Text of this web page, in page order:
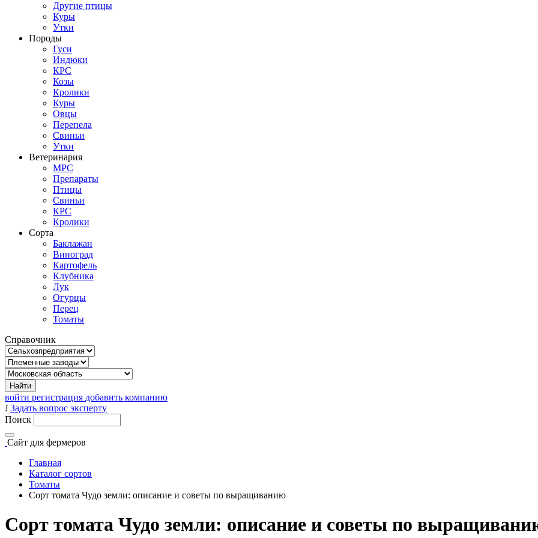
Другие птицы
Куры
Утки
Породы
Гуси
Индюки
КРС
Козы
Кролики
Куры
Овцы
Перепела
Свиньи
Утки
Ветеринария
МРС
Препараты
Птицы
Свиньи
КРС
Кролики
Сорта
Баклажан
Виноград
Картофель
Клубника
Лук
Огурцы
Перец
Томаты
Справочник
войти регистрация добавить компанию
! Задать вопрос эксперту
Поиск
Сайт для фермеров
Главная
Каталог сортов
Томаты
Сорт томата Чудо земли: описание и советы по выращиванию
Сорт томата Чудо земли: описание и советы по